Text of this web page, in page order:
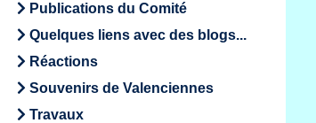
Publications du Comité
Quelques liens avec des blogs...
Réactions
Souvenirs de Valenciennes
Travaux